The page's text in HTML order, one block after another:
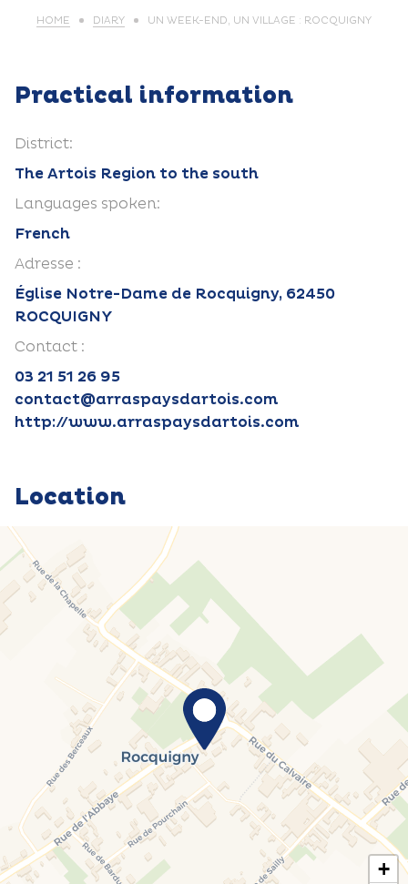
HOME DIARY UN WEEK-END, UN VILLAGE : ROCQUIGNY
Practical information
District:
The Artois Region to the south
Languages spoken:
French
Adresse :
Église Notre-Dame de Rocquigny, 62450
ROCQUIGNY
Contact :
03 21 51 26 95
contact@arraspaysdartois.com
http://www.arraspaysdartois.com
Location
+